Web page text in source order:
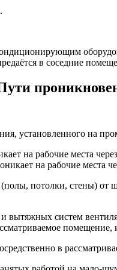
в соседние
установленного на
на рабочие места
на рабочие места
потолки, стены)
вытяжных систем
в